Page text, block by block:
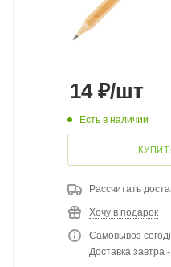
14₽/шт
Есть в наличии
Рассчитать
Хочу в подарок
Самовывоз
Доставка завтра